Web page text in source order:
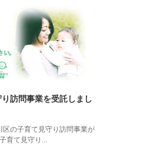
訪問事業を受託しまし
の子育て見守り訪問事業が
育て見守り...